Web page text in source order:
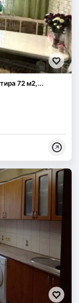
72 м2,...